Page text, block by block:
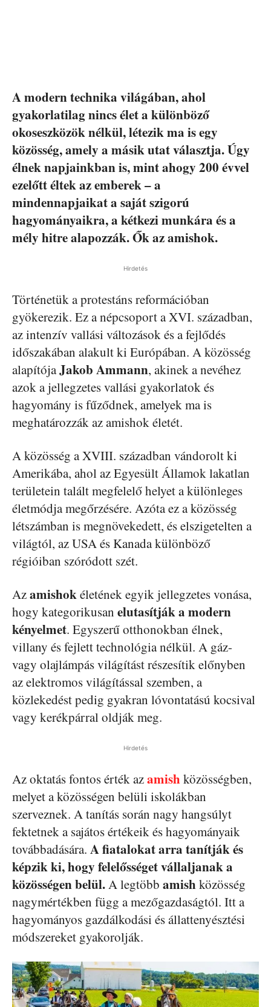
A modern technika világában, ahol
gyakorlatilag nincs élet a különböző
okoseszközök nélkül, létezik ma is egy
közösség, amely a másik utat választja. Úgy
élnek napjainkban is, mint ahogy 200 évvel
ezelőtt éltek az emberek – a
mindennapjaikat a saját szigorú
hagyományaikra, a kétkezi munkára és a
mély hitre alapozzák. Ők az amishok.
Hirdetés
Történetük a protestáns reformációban
gyökerezik. Ez a népcsoport a XVI. században,
az intenzív vallási változások és a fejlődés
időszakában alakult ki Európában. A közösség
alapítójaJakob Ammann, akinek a nevéhez
azok a jellegzetes vallási gyakorlatok és
hagyomány is fűződnek, amelyek ma is
meghatározzák az amishok életét.
A közösség a XVIII. században vándorolt ki
Amerikába, ahol az Egyesült Államok lakatlan
területein talált megfelelő helyet a különleges
életmódja megőrzésére. Azóta ez a közösség
létszámban is megnövekedett, és elszigetelten a
világtól, az USA és Kanada különböző
régióiban szóródott szét.
Azamishokéletének egyik jellegzetes vonása,
hogy kategorikusan elutasítják a modern
kényelmet. Egyszerű otthonokban élnek,
villany és fejlett technológia nélkül. A gáz-
vagy olajlámpás világítást részesítik előnyben
az elektromos világítással szemben, a
közlekedést pedig gyakran lóvontatású kocsival
vagy kerékpárral oldják meg.
Hirdetés
Az oktatás fontos érték azamishközösségben,
melyet a közösségen belüli iskolákban
szerveznek. A tanítás során nagy hangsúlyt
fektetnek a sajátos értékeik és hagyományaik
továbbadására. A fiatalokat arra tanítják és
képzik ki, hogy felelősséget vállaljanak a
közösségen belül.A legtöbb amishközösség
nagymértékben függ a mezőgazdaságtól. Itt a
hagyományos gazdálkodási és állattenyésztési
módszereket gyakorolják.